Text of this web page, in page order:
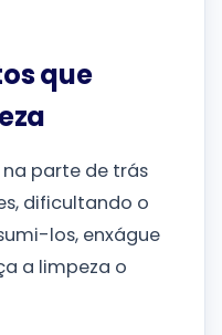
que
parte de trás
dificultando o
los, enxágue
a limpeza o